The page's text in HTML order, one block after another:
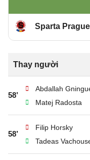
Sparta Prague
Thay người
58’
Abdallah
Matej Radosta
58’
Filip Horsky
Tadeas